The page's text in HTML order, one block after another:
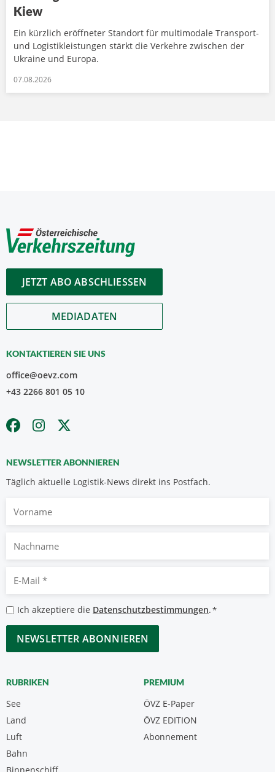
Kiew
Ein kürzlich eröffneter Standort für multimodale Transport-
und Logistikleistungen stärkt die Verkehre zwischen der
Ukraine und Europa.
07.08.2026
JETZT ABO ABSCHLIESSEN
MEDIADATEN
KONTAKTIEREN SIE UNS
office@oevz.com
+43 2266 801 05 10
NEWSLETTER ABONNIEREN
Täglich aktuelle Logistik-News direkt ins Postfach.
Nachname
Mail
*
Datenschutzbestimmungen
*
Ich akzeptiere die Datenschutzbestimmungen.*
CAPTCHA
RUBRIKEN
See
Land
Luft
Bahn
PREMIUM
ÖVZ E-Paper
Abonnement
ÖVZ EDITION